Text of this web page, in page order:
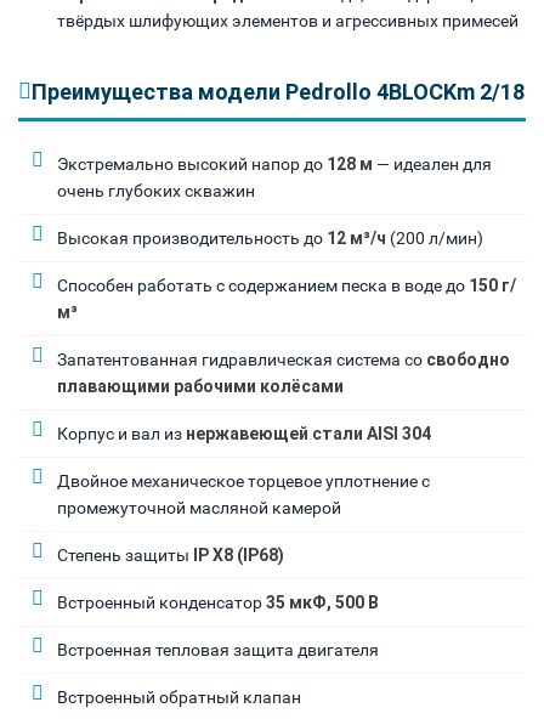
твёрдых шлифующих элементов и агрессивных примесей
Преимущества модели Pedrollo 4BLOCKm 2/18
Экстремально высокий напор до 128 м — идеален для
очень глубоких скважин
Высокая производительность до 12 м³/ч (200 л/мин)
Способен работать с содержанием песка в воде до 150 г/
м³
Запатентованная гидравлическая система со свободно
плавающими рабочими колёсами
Корпус и вал из нержавеющей стали AISI 304
Двойное механическое торцевое уплотнение с
промежуточной масляной камерой
Степень защиты IP X8 (IP68)
Встроенный конденсатор35 мкФ, 500 В
Встроенная тепловая защита двигателя
Встроенный обратный клапан